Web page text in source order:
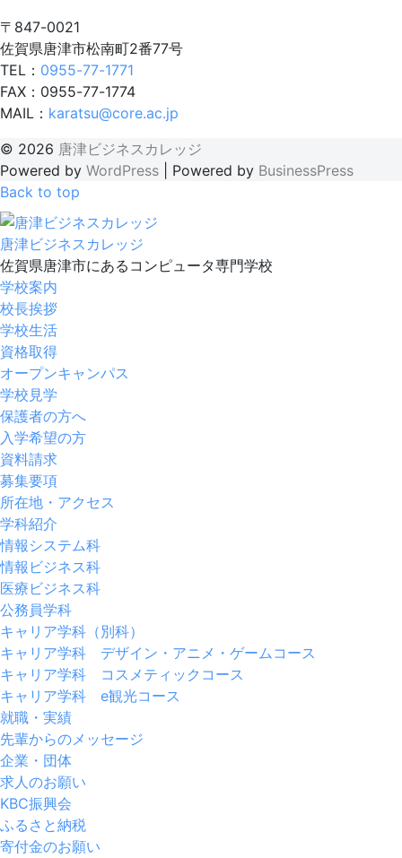
〒847-0021
佐賀県唐津市松南町2番77号
TEL： 0955-77-1771
FAX：0955-77-1774
MAIL： karatsu@core.ac.jp
© 2026 唐津ビジネスカレッジ
Powered by WordPress Powered by BusinessPress
Back to top
唐津ビジネスカレッジ
佐賀県唐津市にあるコンピュータ専門学校
学校案内
校長挨拶
学校生活
資格取得
オープンキャンパス
学校見学
保護者の方へ
入学希望の方
資料請求
募集要項
所在地・アクセス
学科紹介
情報システム科
情報ビジネス科
医療ビジネス科
公務員学科
キャリア学科（別科）
キャリア学科 デザイン・アニメ・ゲームコース
キャリア学科 コスメティックコース
キャリア学科 e観光コース
就職・実績
先輩からのメッセージ
企業・団体
求人のお願い
KBC振興会
ふるさと納税
寄付金のお願い